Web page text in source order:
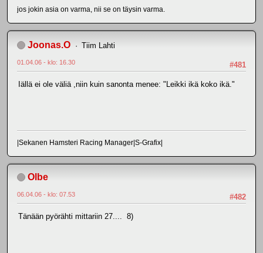
jos jokin asia on varma, nii se on täysin varma.
Joonas.O Tiim Lahti
#481
01.04.06 - klo: 16.30
Iällä ei ole väliä ,niin kuin sanonta menee: "Leikki ikä koko ikä."
|Sekanen Hamsteri Racing Manager|S-Grafix|
Olbe
#482
06.04.06 - klo: 07.53
Tänään pyörähti mittariin 27.... 8)